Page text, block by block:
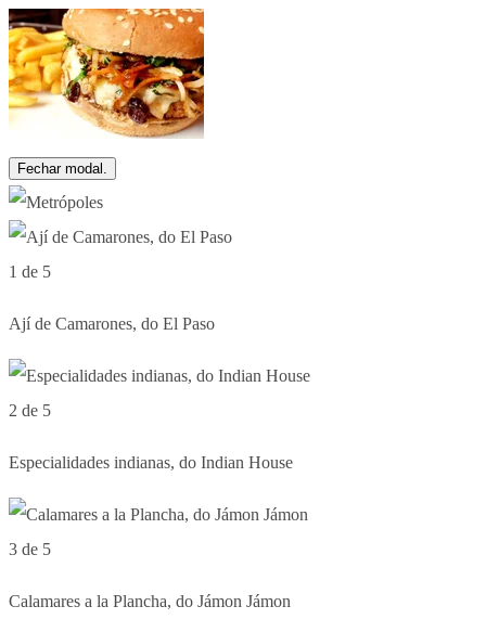
Fechar modal.
1 de 5
Ají de Camarones, do El Paso
2 de 5
Especialidades indianas, do Indian House
3 de 5
Calamares a la Plancha, do Jámon Jámon